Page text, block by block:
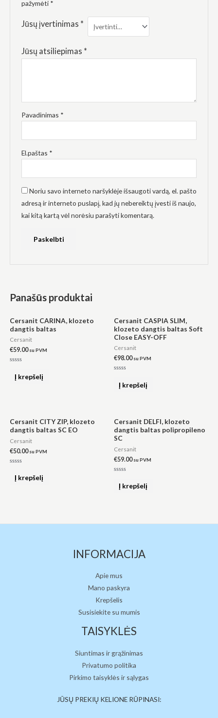
pažymėti *
Jūsų įvertinimas *
Jūsų atsiliepimas *
Pavadinimas *
El.paštas *
Noriu savo interneto naršyklėje išsaugoti vardą, el. pašto
adresą ir interneto puslapį, kad jų nebereiktų įvesti iš naujo,
kai kitą kartą vėl norėsiu parašyti komentarą.
Panašūs produktai
Cersanit CARINA, klozeto
dangtis baltas
Cersanit
€59.00 su PVM
Į krepšelį
Cersanit CASPIA SLIM,
klozeto dangtis baltas Soft
Close EASY-OFF
Cersanit
€98.00 su PVM
Į krepšelį
Cersanit CITY ZIP, klozeto
dangtis baltas SC EO
Cersanit
€50.00 su PVM
Į krepšelį
Cersanit DELFI, klozeto
dangtis baltas polipropileno
SC
Cersanit
€59.00 su PVM
Į krepšelį
INFORMACIJA
Apie mus
Mano paskyra
Krepšelis
Susisiekite su mumis
TAISYKLĖS
Siuntimas ir grąžinimas
Privatumo politika
Pirkimo taisyklės ir sąlygas
JŪSŲ PREKIŲ KELIONE RŪPINASI: